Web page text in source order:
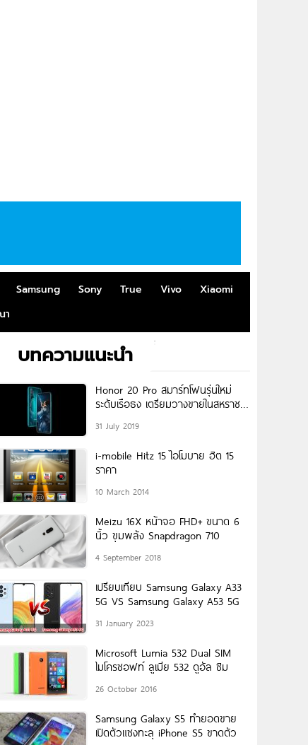
Samsung Sony True Vivo
Xiaomi
า
บทความแนะนำ
Honor 20 Pro สมาร์ทโฟนรุ่นใหม่
ระดับเรือธง เตรียมวางขายในสหราช
31 July 2019
i-mobile Hitz 15 ไอโมบาย ฮิต 15
ราคา
10 March 2014
Meizu 16X หน้าจอ FHD+ ขนาด 6
นิ้ว ขุมพลัง Snapdragon 710
4 September 2018
เปรียบเทียบ Samsung Galaxy A33
5G VS Samsung Galaxy A53 5G
31 January 2023
Microsoft Lumia 532 Dual SIM
ไมโครซอฟท์ ลูเมีย 532 ดูอัล ซิม
26 October 2016
Samsung Galaxy S5 ทำยอดขาย
เปิดตัวแซงทะลุ iPhone S5 ขาดตัว